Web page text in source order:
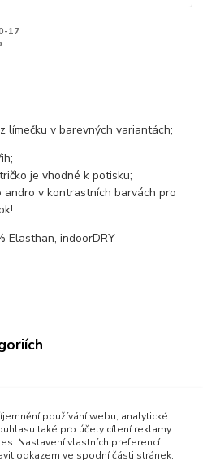
17
límečku v barevných variantách;
je vhodné k potisku;
andro v kontrastních barvách pro
Elasthan, indoorDRY
používání webu, analytické
také pro účely cílení reklamy
Nastavení vlastních preferencí
odkazem ve spodní části stránek.